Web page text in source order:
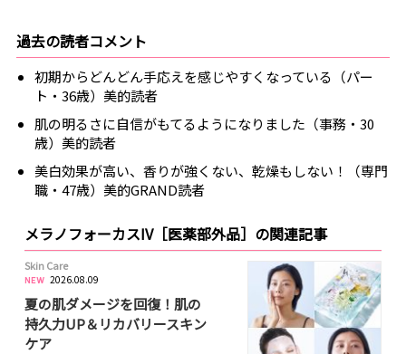
過去の読者コメント
初期からどんどん手応えを感じやすくなっている（パー
ト・36歳）美的読者
肌の明るさに自信がもてるようになりました（事務・30
歳）美的読者
美白効果が高い、香りが強くない、乾燥もしない！（専門
職・47歳）美的GRAND読者
メラノフォーカスIV［医薬部外品］の関連記事
Skin Care
2026.08.09
夏の肌ダメージを回復！肌の
持久力UP＆リカバリースキン
ケア